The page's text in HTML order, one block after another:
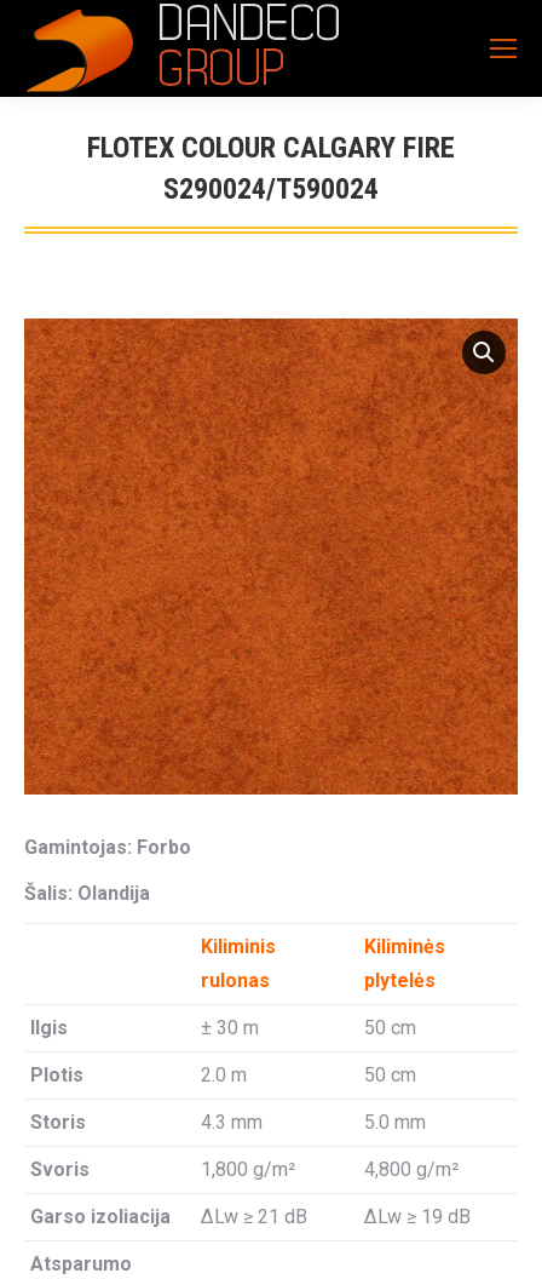
FLOTEX COLOUR CALGARY FIRE
S290024/T590024
Gamintojas: Forbo
Šalis: Olandija
Kiliminis
rulonas
Kiliminės
plytelės
Ilgis ± 30 m 50 cm
Plotis 2.0 m 50 cm
Storis 4.3 mm 5.0 mm
Svoris 1,800 g/m² 4,800 g/m²
Garso izoliacija ΔLw ≥ 21 dB ΔLw ≥ 19 dB
Atsparumo